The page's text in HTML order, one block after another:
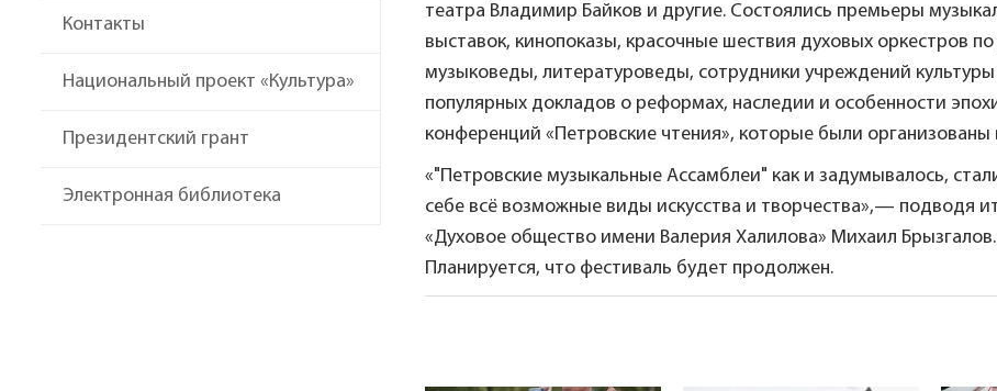
Контакты
Национальный проект «Культура»
Президентский грант
Электронная библиотека
театра Владимир Байков и другие. Состоялись премьеры
выставок, кинопоказы, красочные шествия духовых оркестров
музыковеды, литературоведы, сотрудники учреждений
популярных докладов о реформах, наследии и особенности
конференций «Петровские чтения», которые были организованы
«"Петровские музыкальные Ассамблеи" как и задумывалось,
себе всё возможные виды искусства и творчества»,— подводя
«Духовое общество имени Валерия Халилова» Михаил Брызгалов.
Планируется, что фестиваль будет продолжен.